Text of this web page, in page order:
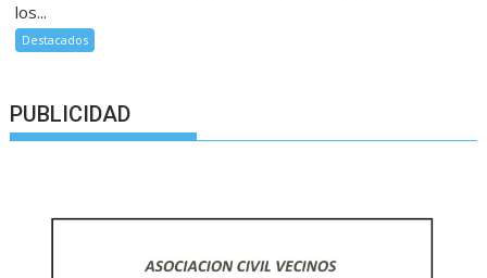
los...
Destacados
PUBLICIDAD